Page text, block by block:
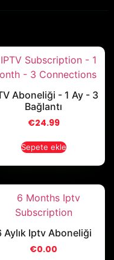
Aboneliği - 1 Ay - 3
Bağlantı
€24.99
Sepete ekle
Aylık Iptv Aboneliği
€0.00